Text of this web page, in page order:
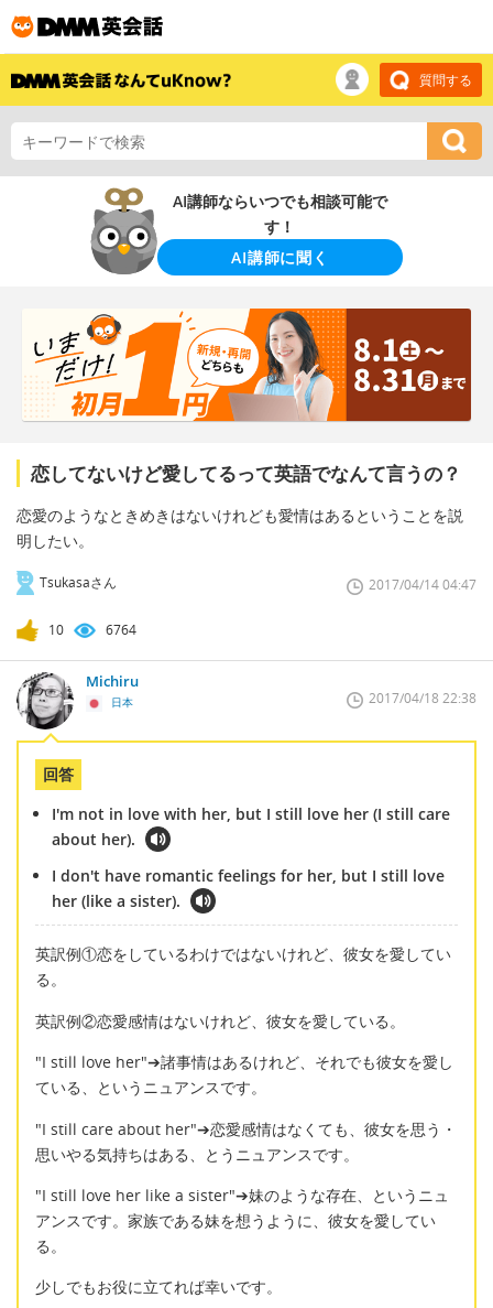
質問する
AI講師ならいつでも相談可能で
す！
AI講師に聞く
恋してないけど愛してるって英語でなんて言うの？
恋愛のようなときめきはないけれども愛情はあるということを説
明したい。
Tsukasaさん 2017/04/14 04:47
10 6764
Michiru
日本 2017/04/18 22:38
回答
I'm not in love with her, but I still love her (I still care
about her).
I don't have romantic feelings for her, but I still love
her (like a sister).
英訳例①恋をしているわけではないけれど、彼女を愛してい
る。
英訳例②恋愛感情はないけれど、彼女を愛している。
"I still love her"➔諸事情はあるけれど、それでも彼女を愛し
ている、というニュアンスです。
"I still care about her"➔恋愛感情はなくても、彼女を思う・
思いやる気持ちはある、とうニュアンスです。
"I still love her like a sister"➔妹のような存在、というニュ
アンスです。家族である妹を想うように、彼女を愛してい
る。
少しでもお役に立てれば幸いです。